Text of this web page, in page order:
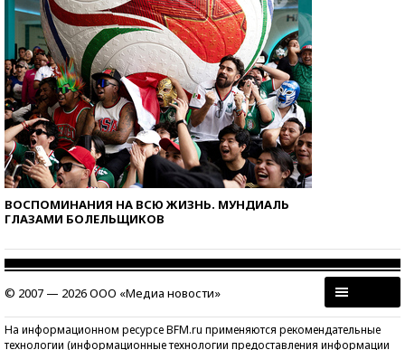
ВОСПОМИНАНИЯ НА ВСЮ ЖИЗНЬ. МУНДИАЛЬ
ГЛАЗАМИ БОЛЕЛЬЩИКОВ
© 2007 — 2026 ООО «Медиа новости»
На информационном ресурсе BFM.ru применяются рекомендательные
технологии (информационные технологии предоставления информации